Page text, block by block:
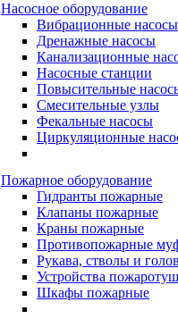
Насосное оборудование
Вибрационные насосы
Дренажные насосы
Канализационные
Насосные станции
Повысительные
Смесительные узлы
Фекальные насосы
Циркуляционные
Пожарное оборудование
Гидранты пожарные
Клапаны пожарные
Краны пожарные
Противопожарные
Рукава, стволы и
Устройства
Шкафы пожарные